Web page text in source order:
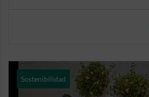
Sostenibilidad